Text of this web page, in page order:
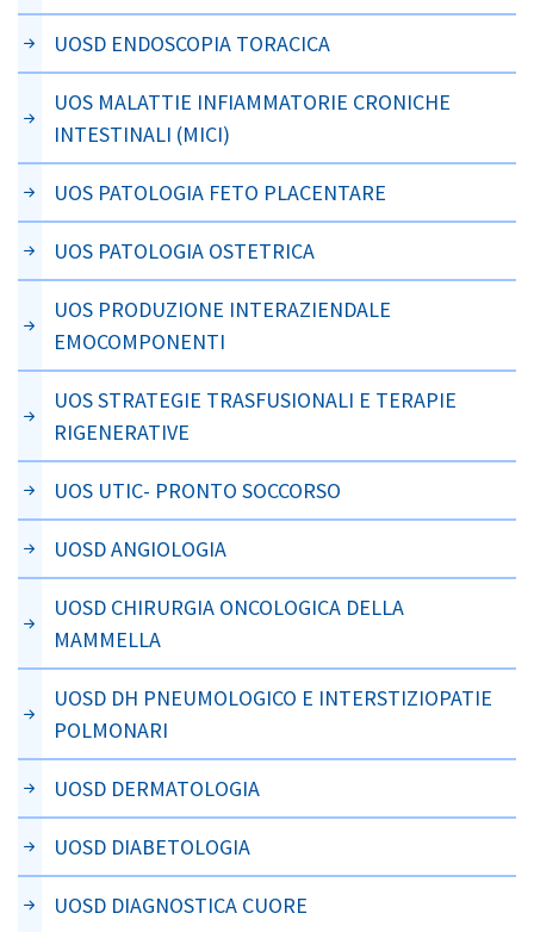
UOSD ENDOSCOPIA TORACICA
UOS MALATTIE INFIAMMATORIE CRONICHE
INTESTINALI (MICI)
UOS PATOLOGIA FETO PLACENTARE
UOS PATOLOGIA OSTETRICA
UOS PRODUZIONE INTERAZIENDALE
EMOCOMPONENTI
UOS STRATEGIE TRASFUSIONALI E TERAPIE
RIGENERATIVE
UOS UTIC- PRONTO SOCCORSO
UOSD ANGIOLOGIA
UOSD CHIRURGIA ONCOLOGICA DELLA
MAMMELLA
UOSD DH PNEUMOLOGICO E INTERSTIZIOPATIE
POLMONARI
UOSD DERMATOLOGIA
UOSD DIABETOLOGIA
UOSD DIAGNOSTICA CUORE